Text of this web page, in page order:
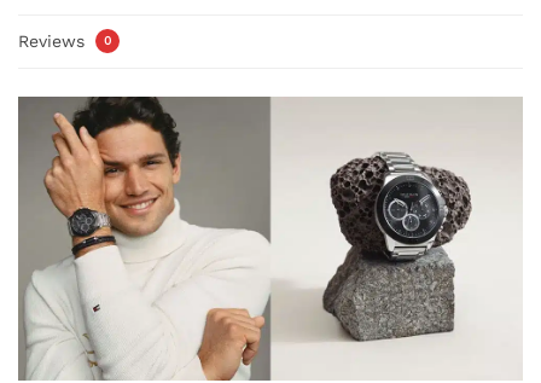
Reviews 0